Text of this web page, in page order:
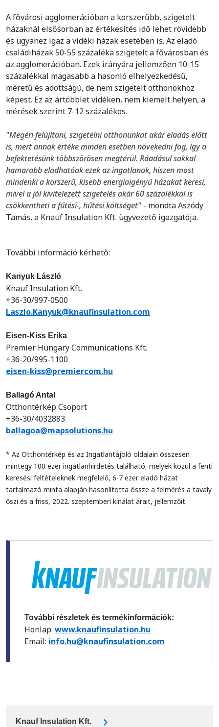
A fővárosi agglomerációban a korszerűbb, szigetelt
házaknál elsősorban az értékesítés idő lehet rövidebb
és ugyanez igaz a vidéki házak esetében is. Az eladó
családiházak 50-55 százaléka szigetelt a fővárosban és
az agglomerációban. Ezek irányára jellemzően 10-15
százalékkal magasabb a hasonló elhelyezkedésű,
méretű és adottságú, de nem szigetelt otthonokhoz
képest. Ez az ártöbblet vidéken, nem kiemelt helyen, a
mérések szerint 7-12 százalékos.
"Megéri felújítani, szigetelni otthonunkat akár eladás előtt
is, mert annak értéke minden esetben növekedni fog, így a
befektetésünk többszörösen megtérül. Ráadásul sokkal
hamarabb eladhatóak ezek az ingatlanok, hiszen most
mindenki a korszerű, kisebb energiaigényű házakat keresi,
mivel a jól kivitelezett szigetelés akár 60 százalékkal is
csökkentheti a fűtési-, hűtési költséget" - mondta Aszódy
Tamás, a Knauf Insulation Kft. ügyvezető igazgatója.
További információ kérhető:
Kanyuk László
Knauf Insulation Kft.
+36-30/997-0500
Laszlo.Kanyuk@knaufinsulation.com
Eisen-Kiss Erika
Premier Hungary Communications Kft.
+36-20/995-1100
eisen-kiss@premiercom.hu
Ballagó Antal
Otthontérkép Csoport
+36-30/4032883
ballagoa@mapsolutions.hu
* Az Otthontérkép és az Ingatlantájoló oldalain összesen
mintegy 100 ezer ingatlanhirdetés található, melyek közül a fenti
keresési feltételeknek megfelelő, 6-7 ezer eladó házat
tartalmazó minta alapján hasonlította össze a felmérés a tavaly
őszi és a friss, 2022. szeptemberi kínálat árait, jellemzőit.
További részletek és termékinformációk:
Honlap: www.knaufinsulation.hu
Email: info.hu@knaufinsulation.com
Knauf Insulation Kft.